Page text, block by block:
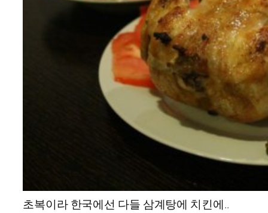
초복이라 한국에선 다들 삼계탕에 치킨에..